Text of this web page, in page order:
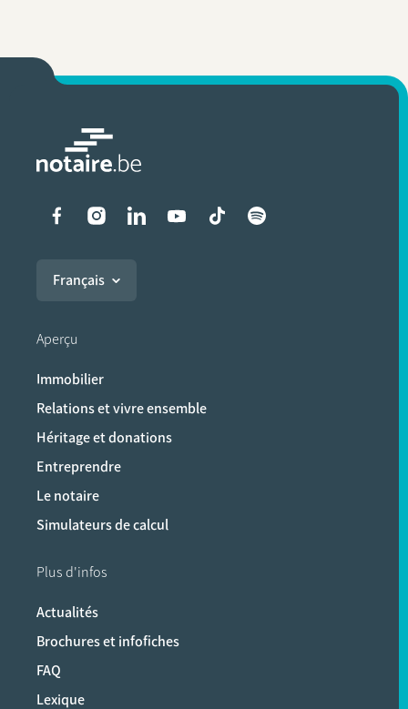
Liens vers les réseaux
Français
Aperçu
Immobilier
Relations et vivre ensemble
Héritage et donations
Entreprendre
Le notaire
Simulateurs de calcul
Plus d'infos
Actualités
Brochures et infofiches
FAQ
Lexique